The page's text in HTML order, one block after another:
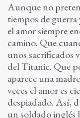
Aunque no
tiempos de
el amor siempre
camino. Que
unos sacrificados
del Titanic. Que
aparece una
veces el amor es
despiadado. Así,
un soldado